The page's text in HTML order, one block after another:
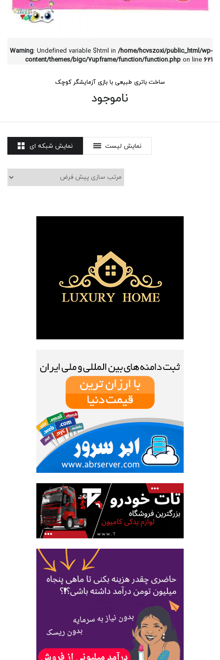
Warning: Undefined variable $html in /home/hcvszoxi/public_html/wp-
content/themes/bigc/7upframe/function/function.php on line 621
ساخت باتری طبیعی با بازی آزمایشگر کوچک
ناموجود
نمایش شبکه ای نمایش لیست